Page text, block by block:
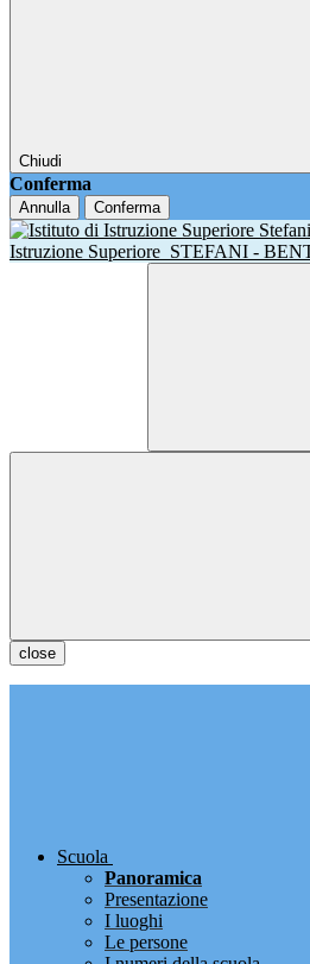
Chiudi
Conferma
Annulla Conferma
Istruzione Superiore STEFANI -
close
Scuola
Panoramica
Presentazione
I luoghi
Le persone